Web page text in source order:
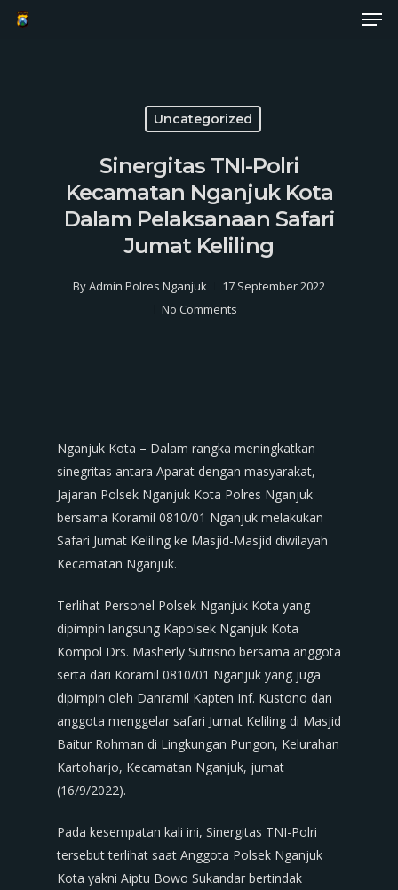
Skip
Uncategorized
Sinergitas TNI-Polri
Kecamatan Nganjuk Kota
Dalam Pelaksanaan Safari
Jumat Keliling
ByAdmin Polres Nganjuk
17 September 2022
No Comments
Nganjuk Kota – Dalam rangka meningkatkan
sinegritas antara Aparat dengan masyarakat,
Jajaran Polsek Nganjuk Kota Polres Nganjuk
bersama Koramil 0810/01 Nganjuk melakukan
Safari Jumat Keliling ke Masjid-Masjid diwilayah
Kecamatan Nganjuk.
Terlihat Personel Polsek Nganjuk Kota yang
dipimpin langsung Kapolsek Nganjuk Kota
Kompol Drs. Masherly Sutrisno bersama anggota
serta dari Koramil 0810/01 Nganjuk yang juga
dipimpin oleh Danramil Kapten Inf. Kustono dan
anggota menggelar safari Jumat Keliling di Masjid
Baitur Rohman di Lingkungan Pungon, Kelurahan
Kartoharjo, Kecamatan Nganjuk, jumat
(16/9/2022).
Pada kesempatan kali ini, Sinergitas TNI-Polri
tersebut terlihat saat Anggota Polsek Nganjuk
Kota yakni Aiptu Bowo Sukandar bertindak